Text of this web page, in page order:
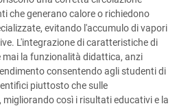
che generano calore o richiedono
evitando l'accumulo di vapori
L'integrazione di caratteristiche di
la funzionalità didattica, anzi
consentendo agli studenti di
piuttosto che sulle
così i risultati educativi e la